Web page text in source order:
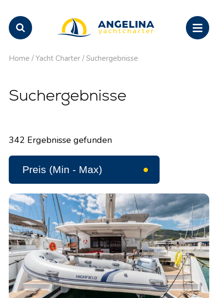
Home / Yacht Charter / Suchergebnisse
Suchergebnisse
342 Ergebnisse gefunden